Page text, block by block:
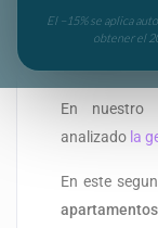
El −15% se aplica
obtener el
Banús
En nuestro
analizado la
En este